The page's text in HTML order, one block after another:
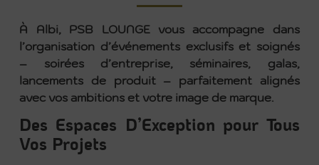
À Albi, PSB LOUNGE vous accompagne dans
l’organisation d’événements exclusifs et soignés
– soirées d’entreprise, séminaires, galas,
lancements de produit – parfaitement alignés
avec vos ambitions et votre image de marque.
Des Espaces D’Exception pour Tous
Vos Projets